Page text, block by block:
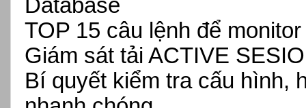
Database
TOP 15 câu lệnh để
Giám sát tải ACTIVE
Bí quyết kiểm tra cấu hình,